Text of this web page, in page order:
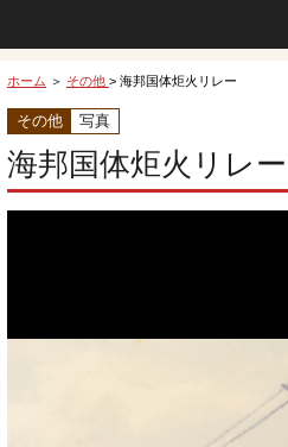
ホーム ＞ その他 > 海邦国体炬火リレー
その他 写真
海邦国体炬火リレー